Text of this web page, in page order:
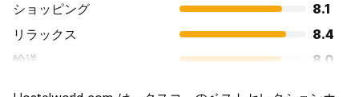
ショッピング
8.1
リラックス
8.4
輸送
8.0